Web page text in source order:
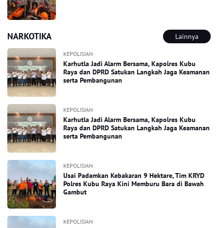
NARKOTIKA Lainnya
KEPOLISIAN
Karhutla Jadi Alarm Bersama, Kapolres Kubu
Raya dan DPRD Satukan Langkah Jaga Keamanan
serta Pembangunan
KEPOLISIAN
Karhutla Jadi Alarm Bersama, Kapolres Kubu
Raya dan DPRD Satukan Langkah Jaga Keamanan
serta Pembangunan
KEPOLISIAN
Usai Padamkan Kebakaran 9 Hektare, Tim KRYD
Polres Kubu Raya Kini Memburu Bara di Bawah
Gambut
KEPOLISIAN